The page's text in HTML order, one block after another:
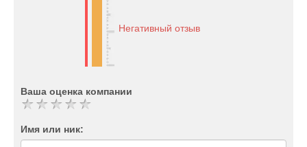
Негативный отзыв
Ваша оценка компании
Имя или ник: